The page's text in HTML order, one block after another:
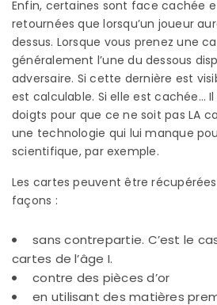
Enfin, certaines sont face cachée
retournées que lorsqu’un joueur
dessus. Lorsque vous prenez une
généralement l’une du dessous
adversaire. Si cette dernière est
est calculable. Si elle est cachée…
doigts pour que ce ne soit pas LA
une technologie qui lui manque
scientifique, par exemple.
Les cartes peuvent être
façons :
sans contrepartie. C’est le
cartes de l’âge I.
contre des pièces d’or
en utilisant des matières